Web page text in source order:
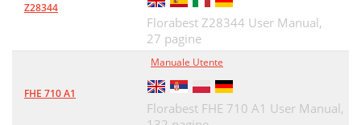
Z28344
Florabest Z28344 User Manual,
27 pagine
FHE 710 A1
Manuale Utente
Florabest FHE 710 A1 User Manual,